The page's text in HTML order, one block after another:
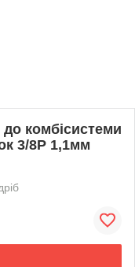
до комбісистеми
3/8Р 1,1мм